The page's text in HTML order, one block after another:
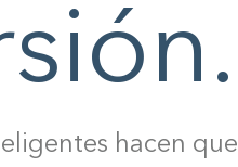
hacen que